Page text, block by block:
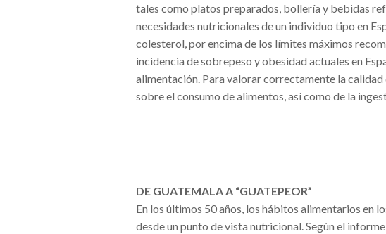
tales como platos preparados, bollería y bebidas
necesidades nutricionales de un individuo tipo en
colesterol, por encima de los límites máximos
incidencia de sobrepeso y obesidad actuales en
alimentación. Para valorar correctamente la
sobre el consumo de alimentos, así como de la
DE GUATEMALA A “GUATEPEOR”
En los últimos 50 años, los hábitos alimentarios en
desde un punto de vista nutricional. Según el